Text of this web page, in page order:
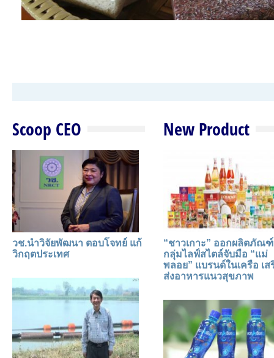
Scoop CEO
วช.นำวิจัยพัฒนา ตอบโจทย์ แก้
วิกฤตประเทศ
New Product
“ชาวเกาะ” ออกผลิตภัณ
กลุ่มไลฟ์สไตล์จับมือ “แม่
พลอย” แบรนด์ในเครือ เ
ส่งอาหารแนวสุขภาพ